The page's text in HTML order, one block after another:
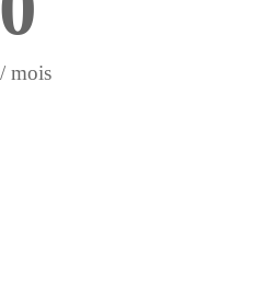
mois